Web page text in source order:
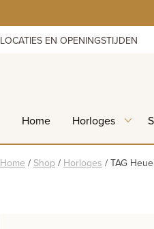
LOCATIES EN OPENINGSTIJDEN
Home Horloges
Home / Shop / Horloges / TAG